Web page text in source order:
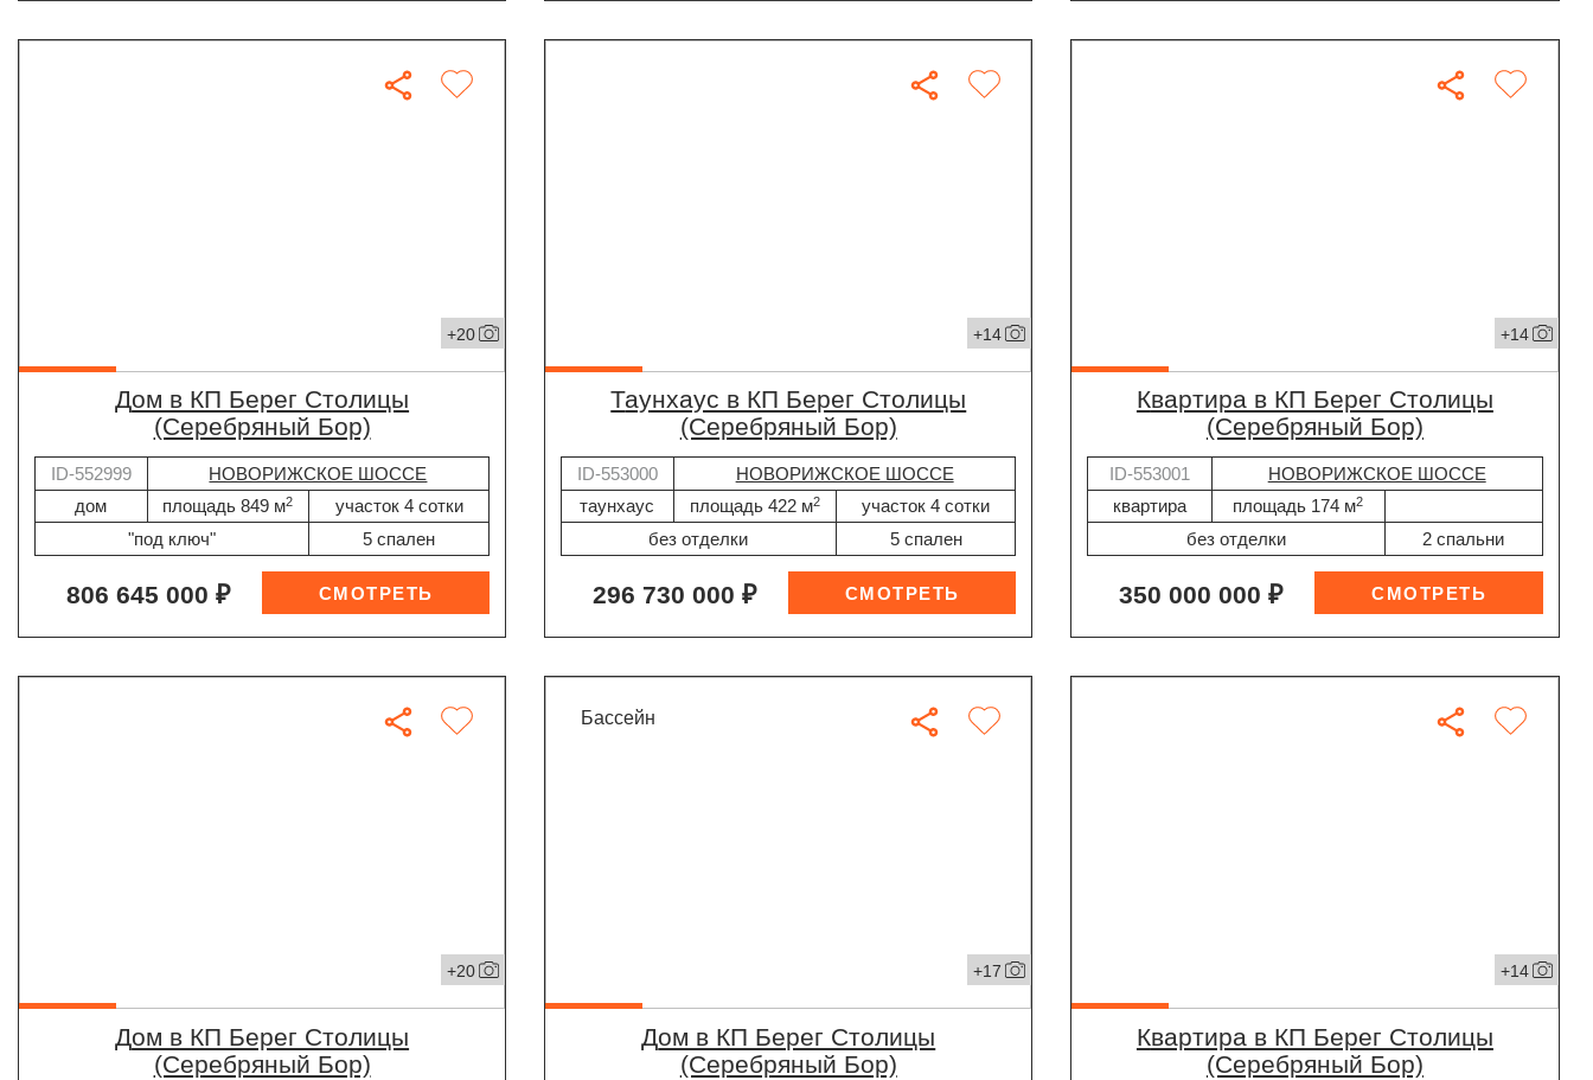
+20
дом в КП Берег Столицы
(Серебряный Бор)
ID-552999
НОВОРИЖСКОЕ ШОССЕ
дом
площадь 849 м2
участок 4 сотки
"под ключ"
5 спален
806 645 000 ₽
+14
таунхаус в КП Берег Столицы
(Серебряный Бор)
ID-553000
НОВОРИЖСКОЕ ШОССЕ
таунхаус
площадь 422 м2
участок 4 сотки
без отделки
5 спален
296 730 000 ₽
+14
квартира в КП Берег Столицы
(Серебряный Бор)
ID-553001
НОВОРИЖСКОЕ ШОССЕ
квартира
площадь 174 м2
без отделки 2 спальни
350 000 000 ₽
+20
дом в КП Берег Столицы
(Серебряный Бор)
бассейн
+17
дом в КП Берег Столицы
(Серебряный Бор)
+14
квартира в КП Берег Столицы
(Серебряный Бор)